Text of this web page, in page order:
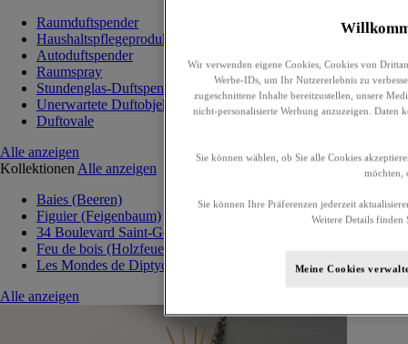
Raumduftspender
Haushaltspflegeprodukte
Autoduftspender
Raumspray
Stundenglas-Duftspender
Unerwartete Duftobjekte
Duftovale
Alle anzeigen
Kollektionen Alle anzeigen
Baies (Beeren)
Figuier (Feigenbaum)
34 Boulevard Saint-Germain
Feu de bois (Holzfeuer)
Les Mondes de Diptyque
Alle anzeigen
Wir verwenden eigene Cookies, Cookies von
Werbe-IDs, um Ihr Nutzererlebnis zu
zugeschnittene Inhalte bereitzustellen, unsere
nicht-personalisierte Werbung anzuzeigen. Daten
Sie können wählen, ob Sie alle Cookies
möchten,
Sie können Ihre Präferenzen jederzeit
Weitere Details finden
Meine Cookies